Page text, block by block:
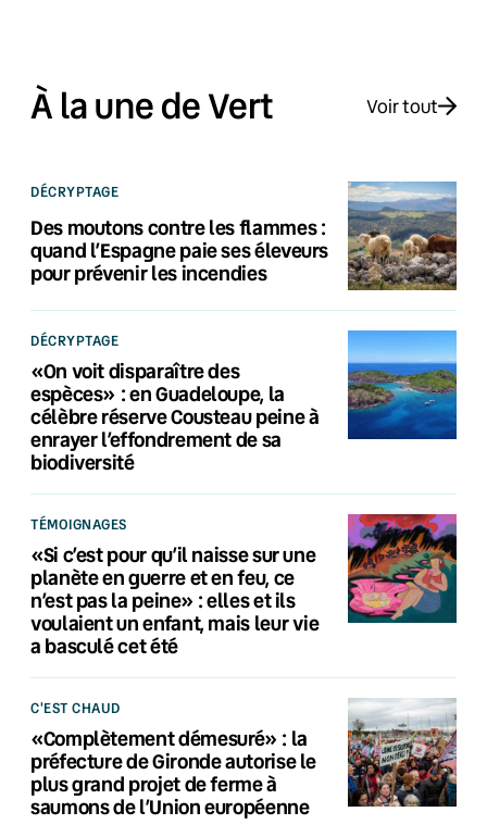
À la une de Vert Voir tout
DÉCRYPTAGE
Des moutons contre les flammes :
quand l’Espagne paie ses éleveurs
pour prévenir les incendies
DÉCRYPTAGE
«On voit disparaître des
espèces» : en Guadeloupe, la
célèbre réserve Cousteau peine à
enrayer l’effondrement de sa
biodiversité
TÉMOIGNAGES
«Si c’est pour qu’il naisse sur une
planète en guerre et en feu, ce
n’est pas la peine» : elles et ils
voulaient un enfant, mais leur vie
a basculé cet été
C'EST CHAUD
«Complètement démesuré» : la
préfecture de Gironde autorise le
plus grand projet de ferme à
saumons de l’Union européenne